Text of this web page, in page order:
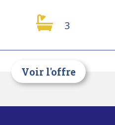
3
Voir l'offre